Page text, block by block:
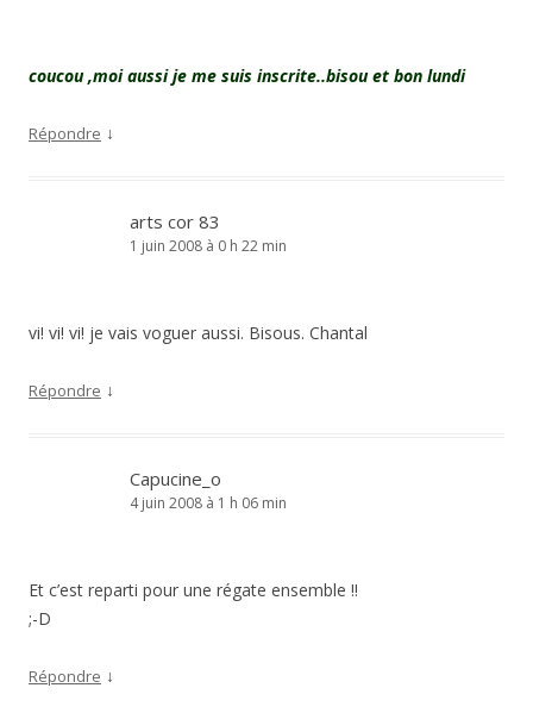
coucou ,moi aussi je me suis inscrite..bisou et bon lundi
Répondre ↓
arts cor 83
1 juin 2008 à 0 h 22 min
vi! vi! vi! je vais voguer aussi. Bisous. Chantal
Répondre ↓
Capucine_o
4 juin 2008 à 1 h 06 min
Et c’est reparti pour une régate ensemble !!
;-D
Répondre ↓